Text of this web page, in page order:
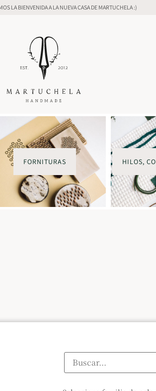
LA BIENVENIDA A LA NUEVA CASA DE MARTUCHELA :)
FORNITURAS HILOS,